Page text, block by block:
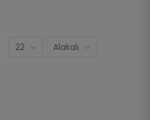
22 Alakalı